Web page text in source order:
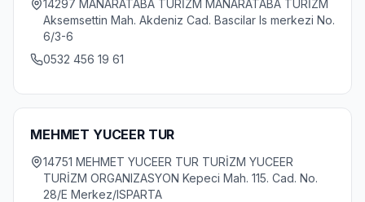
14297 MANARATABA TURİZM MANARATABA TURİZM
Aksemsettin Mah. Akdeniz Cad. Bascilar Is merkezi No.
6/3-6
0532 456 19 61
MEHMET YUCEER TUR
14751 MEHMET YUCEER TUR TURİZM YUCEER
TURİZM ORGANIZASYON Kepeci Mah. 115. Cad. No.
28/E Merkez/ISPARTA